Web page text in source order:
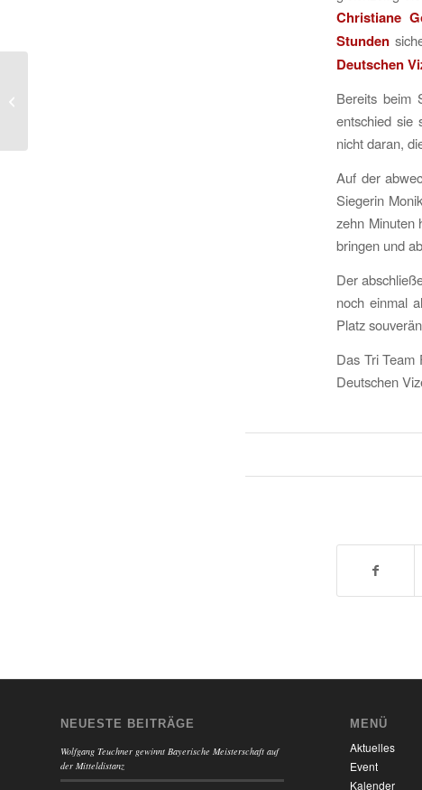
Christiane
Stunden
Deutschen
Bereits beim
entschied sie
nicht daran,
Auf der
Siegerin
zehn Minuten
bringen und
Der
noch einmal
Platz
Das Tri Team
Deutschen
NEUESTE BEITRÄGE
Wolfgang Teuchner gewinnt Bayerische Meisterschaft auf
der Mitteldistanz
MENÜ
Aktuelles
Event
Kalender